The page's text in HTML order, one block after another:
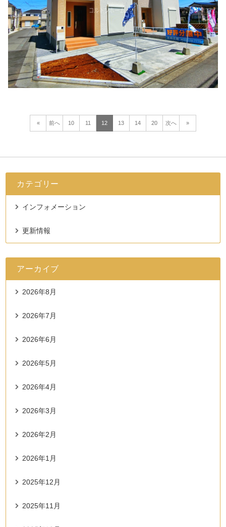
« 前へ 10 11 12 13 14 20 次へ »
カテゴリー
インフォメーション
更新情報
アーカイブ
2026年8月
2026年7月
2026年6月
2026年5月
2026年4月
2026年3月
2026年2月
2026年1月
2025年12月
2025年11月